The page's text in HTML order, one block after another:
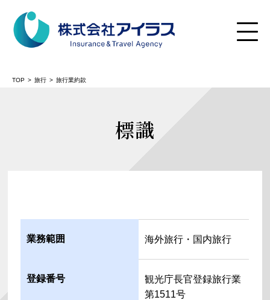
TOP 旅行 旅行業約款
標識
業務範囲 海外旅行・国内旅行
登録番号
観光庁長官登録旅行業
第1511号